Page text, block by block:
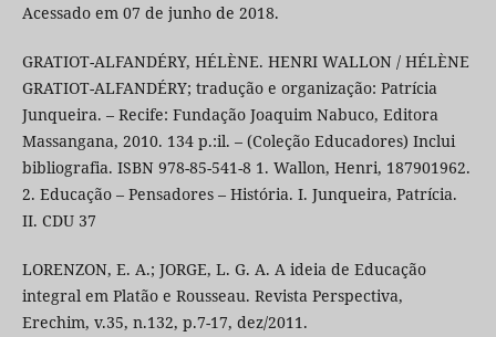
Acessado em 07 de junho de 2018.
GRATIOT-ALFANDÉRY, HÉLÈNE. HENRI WALLON / HÉLÈNE
GRATIOT-ALFANDÉRY; tradução e organização: Patrícia
Junqueira. – Recife: Fundação Joaquim Nabuco, Editora
Massangana, 2010. 134 p.:il. – (Coleção Educadores) Inclui
bibliografia. ISBN 978-85-541-8 1. Wallon, Henri, 187901962.
2. Educação – Pensadores – História. I. Junqueira, Patrícia.
II. CDU 37
LORENZON, E. A.; JORGE, L. G. A. A ideia de Educação
integral em Platão e Rousseau. Revista Perspectiva,
Erechim, v.35, n.132, p.7-17, dez/2011.